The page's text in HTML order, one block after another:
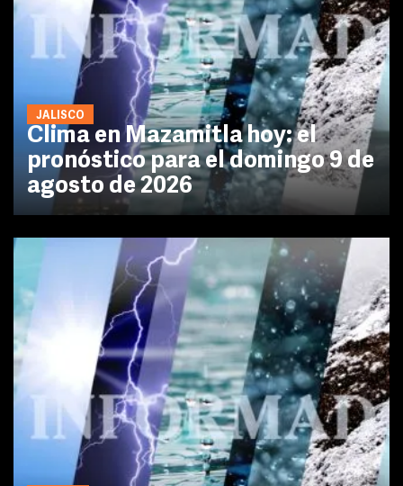
JALISCO
Clima en Mazamitla hoy: el
pronóstico para el domingo 9 de
agosto de 2026